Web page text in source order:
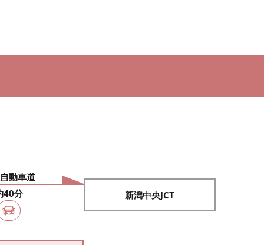
動車道
40分
新潟中央JCT